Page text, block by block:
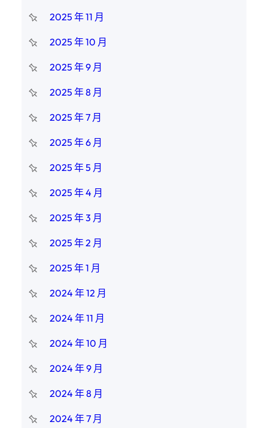
2025 年 11 月
2025 年 10 月
2025 年 9 月
2025 年 8 月
2025 年 7 月
2025 年 6 月
2025 年 5 月
2025 年 4 月
2025 年 3 月
2025 年 2 月
2025 年 1 月
2024 年 12 月
2024 年 11 月
2024 年 10 月
2024 年 9 月
2024 年 8 月
2024 年 7 月